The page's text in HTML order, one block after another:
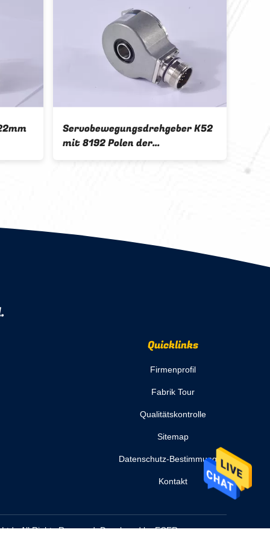
K58
Servobewegungsdrehgeber K52
mit 8192 Polen der
Entschließungs-8 mit ABZUVW-
Quicklinks
Firmenprofil
Fabrik Tour
Qualitätskontrolle
Sitemap
Datenschutz-Bestimmungen
Kontakt
All Rights Reserved. Developed byECER